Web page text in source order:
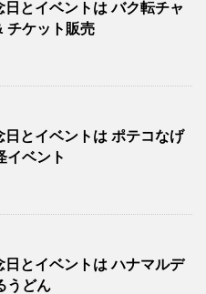
日とイベントは バク転チャ
チケット販売
日とイベントは ポテコなげ
イベント
日とイベントは ハナマルデ
うどん